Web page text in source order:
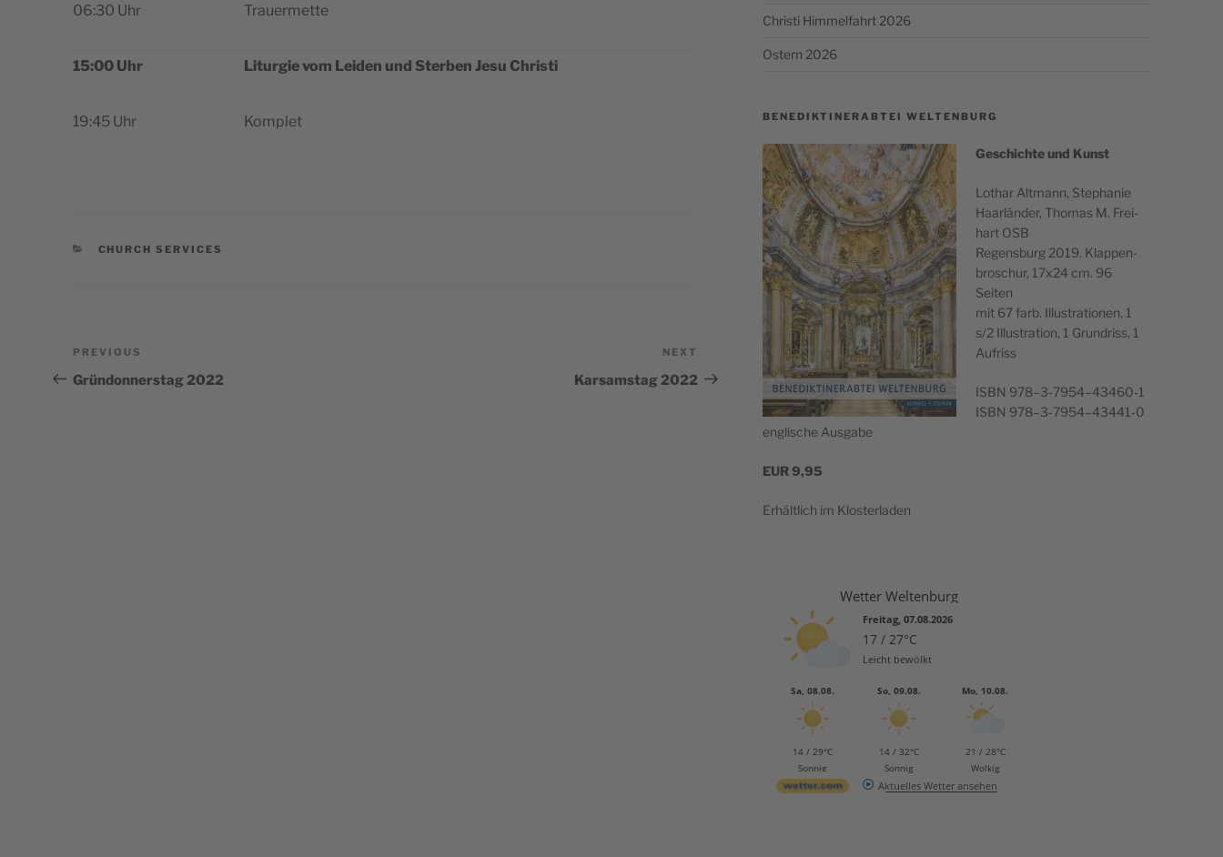
06:30 Uhr Trauer­mette
15:00 Uhr Liturgie vom Lei­den und Ster­ben Jesu Christi
19:45 Uhr Kom­plet
CATEGORIES
CHURCH SERVICES
Post
navigation
Previous
Post
PREVIOUS
Gründonnerstag 2022
Post
NEXT
Karsamstag 2022
Christi Himmelfahrt 2026
Ostern 2026
BENEDIKTINERABTEI WELTENBURG
Geschichte und Kunst
Lothar Alt­mann, Stephanie
Haar­län­der, Thomas M. Frei­
hart OSB
Regens­burg 2019. Klap­pen­
broschur, 17x24 cm. 96
Seiten
mit 67 farb. Illus­tra­tio­nen, 1
s/2 Illus­tra­tion, 1 Grun­driss, 1
Aufriss
ISBN 978–3‑7954–43460‑1
ISBN 978–3‑7954–43441‑0
englis­che Ausgabe
EUR9,95
Erhältlich im Klosterladen
Wetter Weltenburg
Freitag, 07.08.2026
17 / 27°C
Leicht bewölkt
Sa, 08.08.
14 / 29°C
Sonnig
So, 09.08.
14 / 32°C
Sonnig
Mo, 10.08.
21 / 28°C
Wolkig
Aktuelles Wetter ansehen